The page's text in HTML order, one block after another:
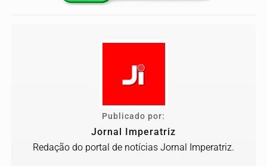
Publicado por:
Jornal Imperatriz
Redação do portal de notícias Jornal Imperatriz.